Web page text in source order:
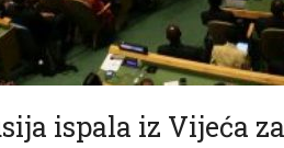
ispala iz Vijeća